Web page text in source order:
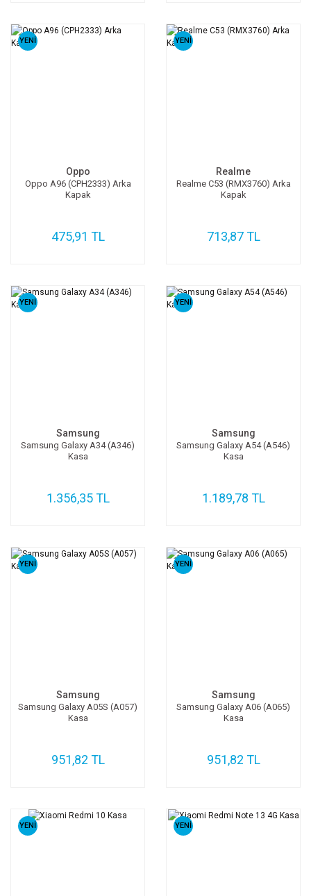
YENİ
Oppo
Oppo A96 (CPH2333) Arka
Kapak
475,91 TL
YENİ
Realme
Realme C53 (RMX3760) Arka
Kapak
713,87 TL
YENİ
Samsung
Samsung Galaxy A34 (A346)
Kasa
1.356,35 TL
YENİ
Samsung
Samsung Galaxy A54 (A546)
Kasa
1.189,78 TL
YENİ
Samsung
Samsung Galaxy A05S (A057)
Kasa
951,82 TL
YENİ
Samsung
Samsung Galaxy A06 (A065)
Kasa
951,82 TL
YENİ YENİ